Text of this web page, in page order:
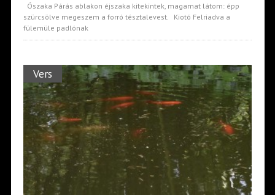
Ószaka Párás ablakon éjszaka kitekintek, magamat látom: épp
szürcsölve megeszem a forró tésztalevest. Kiotó Felriadva a
fülemüle padlónak
Vers